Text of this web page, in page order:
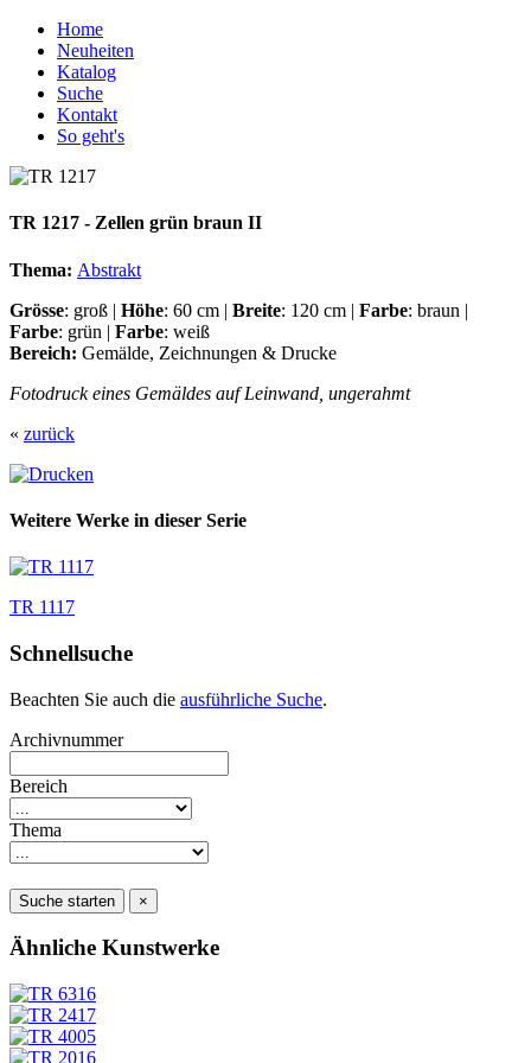
Home
Neuheiten
Katalog
Suche
Kontakt
So geht's
TR 1217 - Zellen grün braun II
Thema: Abstrakt
Grösse: groß | Höhe: 60 cm | Breite: 120 cm | Farbe: braun |
Farbe: grün | Farbe: weiß
Bereich: Gemälde, Zeichnungen & Drucke
Fotodruck eines Gemäldes auf Leinwand, ungerahmt
« zurück
Weitere Werke in dieser Serie
TR 1117
Schnellsuche
Beachten Sie auch die ausführliche Suche.
Archivnummer
Bereich
Thema
Suche starten ×
Ähnliche Kunstwerke